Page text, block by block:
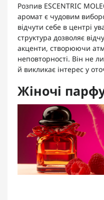
Розпив ESCENTRIC
аромат є чудовим
відчути себе в центрі
структура дозволяє
акценти, створюючи
неповторності. Він не
й викликає інтерес у
Жіночі